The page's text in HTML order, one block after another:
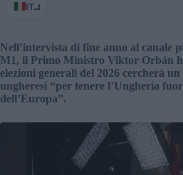
IT
Nell’intervista di fine anno al canale
M1, il Primo Ministro Viktor Orbán
elezioni generali del 2026 cercherà
ungheresi “per tenere l’Ungheria
dell’Europa”.